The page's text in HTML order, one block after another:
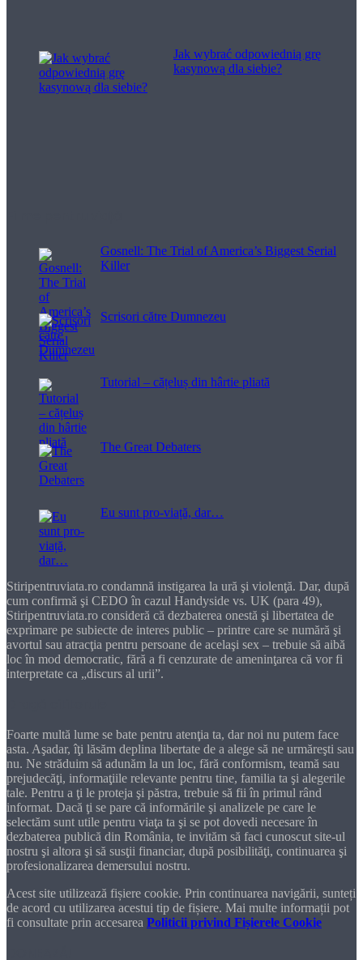
Jak wybrać odpowiednią grę
kasynową dla siebie?
Gosnell: The Trial of America’s Biggest Serial
Killer
Scrisori către Dumnezeu
Tutorial – cățeluș din hârtie pliată
The Great Debaters
Eu sunt pro-viață, dar…
Stiripentruviata.ro condamnă instigarea la ură şi violenţă. Dar, după
cum confirmă şi CEDO în cazul Handyside vs. UK (para 49),
Stiripentruviata.ro consideră că dezbaterea onestă şi libertatea de
exprimare pe subiecte de interes public – printre care se numără şi
avortul sau atracţia pentru persoane de acelaşi sex – trebuie să aibă
loc în mod democratic, fără a fi cenzurate de ameninţarea că vor fi
interpretate ca „discurs al urii”.
Foarte multă lume se bate pentru atenţia ta, dar noi nu putem face
asta. Aşadar, îţi lăsăm deplina libertate de a alege să ne urmăreşti sau
nu. Ne străduim să adunăm la un loc, fără conformism, teamă sau
prejudecăţi, informaţiile relevante pentru tine, familia ta şi alegerile
tale. Pentru a ţi le proteja şi păstra, trebuie să fii în primul rând
informat. Dacă ţi se pare că informările şi analizele pe care le
selectăm sunt utile pentru viaţa ta şi se pot dovedi necesare în
dezbaterea publică din România, te invităm să faci cunoscut site-ul
nostru şi altora şi să susţii financiar, după posibilităţi, continuarea şi
profesionalizarea demersului nostru.
Acest site utilizează fișiere cookie. Prin continuarea navigării, sunteți
de acord cu utilizarea acestui tip de fișiere. Mai multe informații pot
fi consultate prin accesarea Politicii privind Fișierele Cookie